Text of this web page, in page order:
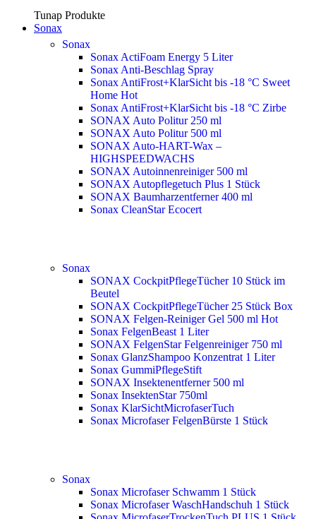
Tunap Produkte
Sonax
Sonax
Sonax ActiFoam Energy 5 Liter
Sonax Anti-Beschlag Spray
Sonax AntiFrost+KlarSicht bis -18 °C Sweet
Home Hot
Sonax AntiFrost+KlarSicht bis -18 °C Zirbe
SONAX Auto Politur 250 ml
SONAX Auto Politur 500 ml
SONAX Auto-HART-Wax –
HIGHSPEEDWACHS
SONAX Autoinnenreiniger 500 ml
SONAX Autopflegetuch Plus 1 Stück
SONAX Baumharzentferner 400 ml
Sonax CleanStar Ecocert
Sonax
SONAX CockpitPflegeTücher 10 Stück im
Beutel
SONAX CockpitPflegeTücher 25 Stück Box
SONAX Felgen-Reiniger Gel 500 ml Hot
Sonax FelgenBeast 1 Liter
SONAX FelgenStar Felgenreiniger 750 ml
Sonax GlanzShampoo Konzentrat 1 Liter
Sonax GummiPflegeStift
SONAX Insektenentferner 500 ml
Sonax InsektenStar 750ml
Sonax KlarSichtMicrofaserTuch
Sonax Microfaser FelgenBürste 1 Stück
Sonax
Sonax Microfaser Schwamm 1 Stück
Sonax Microfaser WaschHandschuh 1 Stück